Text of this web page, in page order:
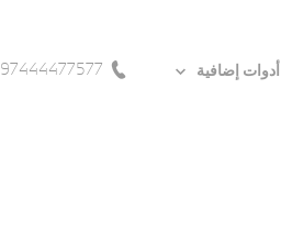
أدوات إضافية 97444477577+